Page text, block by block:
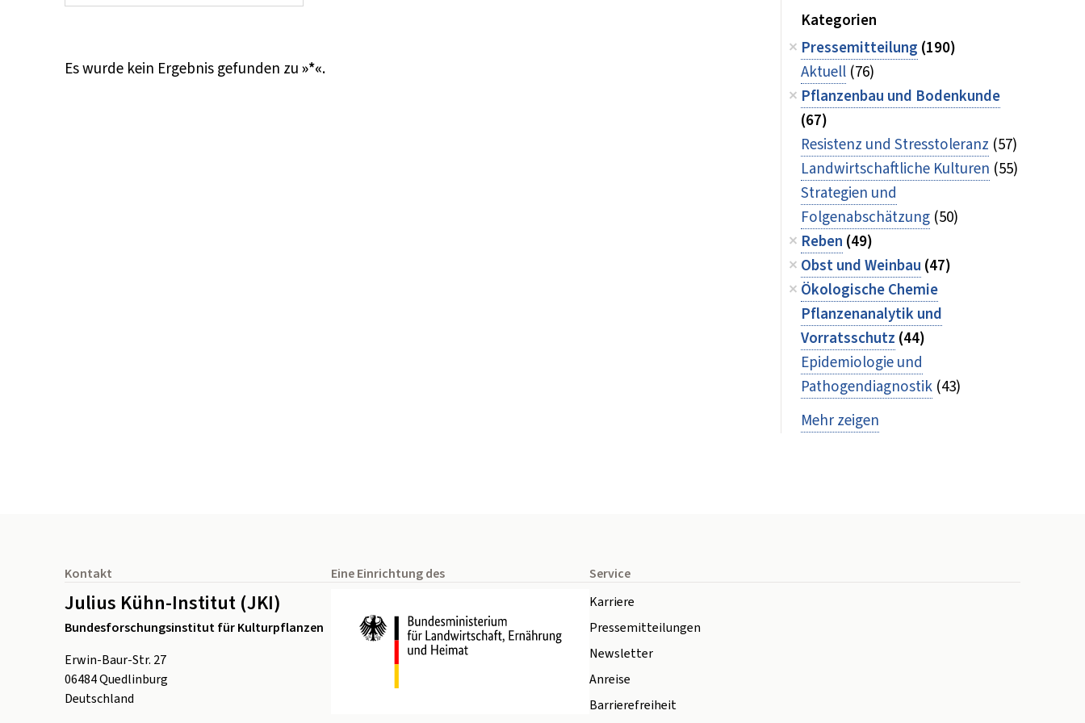
Es wurde kein Ergebnis gefunden zu»*«.
Kategorien
Pressemitteilung (190)
Aktuell (76)
Pflanzenbau und Bodenkunde
(67)
Resistenz und Stresstoleranz (57)
Landwirtschaftliche Kulturen (55)
Strategien und
Folgenabschätzung (50)
Reben (49)
Obst und Weinbau (47)
Ökologische Chemie
Pflanzenanalytik und
Vorratsschutz (44)
Epidemiologie und
Pathogendiagnostik (43)
Mehr zeigen
Kontakt
Julius Kühn-Institut (JKI)
Bundesforschungsinstitut für Kulturpflanzen
Erwin-Baur-Str. 27
06484Quedlinburg
Deutschland
Eine Einrichtung des
Service
Karriere
Pressemitteilungen
Newsletter
Anreise
Barrierefreiheit